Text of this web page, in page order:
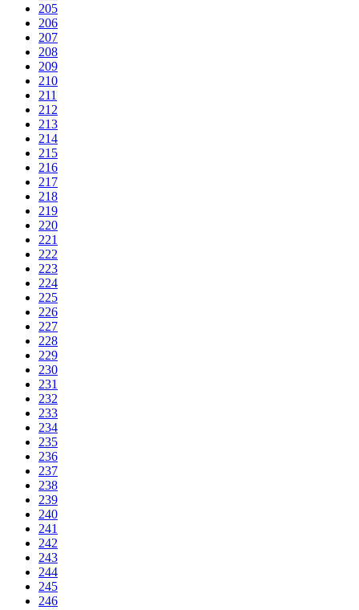
205
206
207
208
209
210
211
212
213
214
215
216
217
218
219
220
221
222
223
224
225
226
227
228
229
230
231
232
233
234
235
236
237
238
239
240
241
242
243
244
245
246